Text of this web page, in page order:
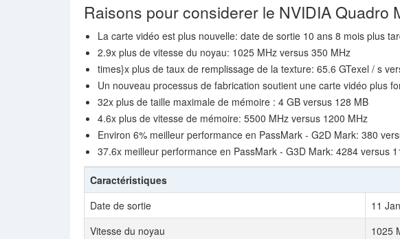
Raisons pour considerer le NVIDIA Quadro
La carte vidéo est plus nouvelle: date de sortie 10 ans 8 mois plus
2.9x plus de vitesse du noyau: 1025 MHz versus 350 MHz
times}x plus de taux de remplissage de la texture: 65.6 GTexel / s
Un nouveau processus de fabrication soutient une carte vidéo plus
32x plus de taille maximale de mémoire : 4 GB versus 128 MB
4.6x plus de vitesse de mémoire: 5500 MHz versus 1200 MHz
Environ 6% meilleur performance en PassMark - G2D Mark: 380
37.6x meilleur performance en PassMark - G3D Mark: 4284 versus
Caractéristiques
Date de sortie
11
Vitesse du noyau
1025